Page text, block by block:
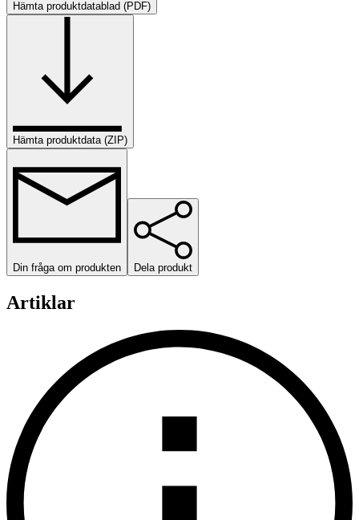
Hämta produktdatablad (PDF)
Hämta produktdata (ZIP)
Din fråga om produkten Dela produkt
Artiklar